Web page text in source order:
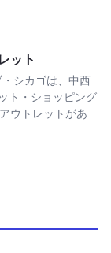
ット
シカゴは、中西
ト・ショッピング
ウトレットがあ
る